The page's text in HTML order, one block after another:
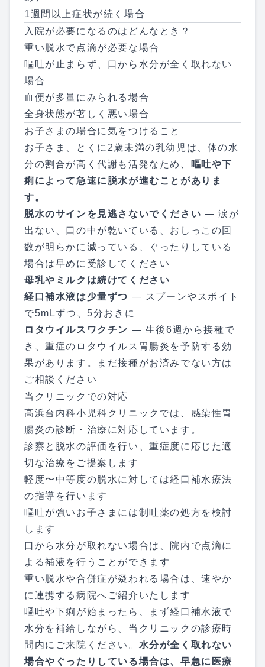
1週間以上症状が続く場合
入院が必要になるのはどんなとき？
重い脱水で点滴が必要な場合
嘔吐が止まらず、口から水分が全く取れない
場合
血便が多量にみられる場合
全身状態が著しく悪い場合
お子さまの場合に気をつけること
お子さま、とくに2歳未満の乳幼児は、体の水
分の割合が高く代謝も活発なため、
嘔吐や下
痢によって急速に脱水が進むことがありま
す。
脱水のサインを見逃さないでください — 涙が
出ない、口の中が乾いている、おしっこの回
数が明らかに減っている、ぐったりしている
場合は早めに受診してください
母乳やミルクは続けてください
経口補水液は少量ずつ — スプーンやスポイト
で5mLずつ、5分おきに
ロタウイルスワクチン — 生後6週から接種で
き、重症のロタウイルス胃腸炎を予防する効
果があります。まだ接種がお済みでない方は
ご相談ください
当クリニックでの対応
高浜台内科小児科クリニックでは、感染性胃
腸炎の診断・治療に対応しています。
診察と脱水の評価を行い、重症度に応じた適
切な治療をご提案します
軽度〜中等度の脱水に対しては経口補水療法
の指導を行います
嘔吐が強いお子さまには制吐薬の処方を検討
します
口から水分が取れない場合は、院内で点滴に
よる補液を行うことができます
重い脱水や合併症が疑われる場合は、速やか
に連携する病院へご紹介いたします
嘔吐や下痢が始まったら、まず経口補水液で
水分を補給しながら、当クリニックの診療時
間内にご来院ください。 水分が全く取れない
場合やぐったりしている場合は、早急に医療